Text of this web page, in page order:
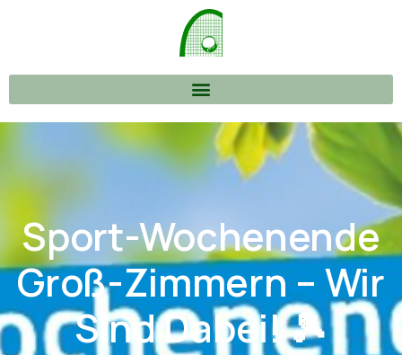
Sport-Wochenende
Groß-Zimmern – Wir
Sind Dabei! 🎾